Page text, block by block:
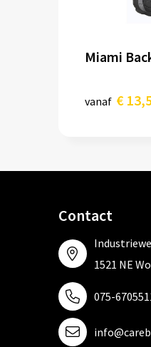
Miami
vanaf €
Contact
1521 NE
075-